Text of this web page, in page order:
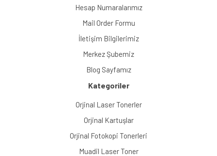
Hesap Numaralarımız
Mail Order Formu
İletişim Bilgilerimiz
Merkez Şubemiz
Blog Sayfamız
Kategoriler
Orjinal Laser Tonerler
Orjinal Kartuşlar
Orjinal Fotokopi Tonerleri
Muadil Laser Toner